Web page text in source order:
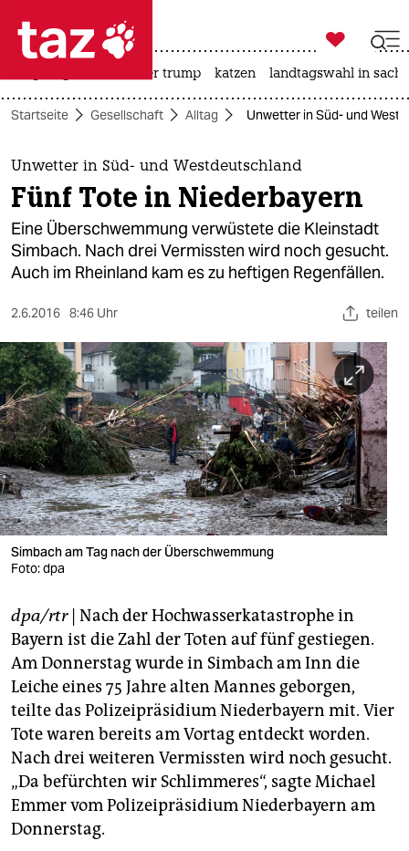
 taz zahl ich
taz zahl ich
themen
politik
öko
sport
berlin
nord
wahrheit
verlag
verlag
veranstaltungen
shop
fragen & hilfe
unterstützen
abo
genossenschaft
epaper login

taz zahl ich
usa unter trump katzen landtagswahl in
Startseite Gesellschaft Alltag Unwetter in Süd- und
Unwetter in Süd- und Westdeutschland
Fünf Tote in Niederbayern
Eine Überschwemmung verwüstete die Kleinstadt
Simbach. Nach drei Vermissten wird noch gesucht.
Auch im Rheinland kam es zu heftigen Regenfällen.
2.6.2016 8:46 Uhr teilen
Simbach am Tag nach der Überschwemmung
Foto: dpa
dpa/rtr| Nach der Hochwasserkatastrophe in
Bayern ist die Zahl der Toten auf fünf gestiegen.
Am Donnerstag wurde in Simbach am Inn die
Leiche eines 75 Jahre alten Mannes geborgen,
teilte das Polizeipräsidium Niederbayern mit. Vier
Tote waren bereits am Vortag entdeckt worden.
Nach drei weiteren Vermissten wird noch gesucht.
„Da befürchten wir Schlimmeres“, sagte Michael
Emmer vom Polizeipräsidium Niederbayern am
Donnerstag.